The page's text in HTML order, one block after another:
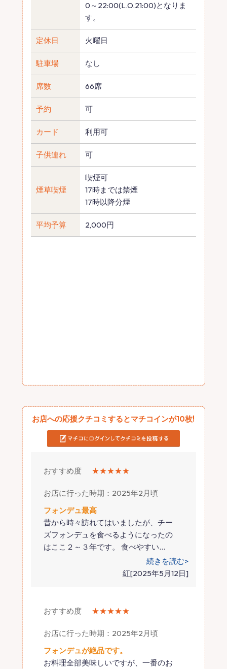
0～22:00(L.O.21:00)となりま
す。
定休日 火曜日
駐車場 なし
席数 66席
予約 可
カード 利用可
子供連れ 可
煙草喫煙
喫煙可
17時までは禁煙
17時以降分煙
平均予算 2,000円
お店への応援クチコミするとマチコインが10枚!
おすすめ度 ★★★★★
お店に行った時期：2025年2月頃
フォンデュ最高
昔から時々訪れてはいましたが、チー
ズフォンデュを食べるようになったの
はここ２～３年です。 食べやすい…
続きを読む>
紅[2025年5月12日]
おすすめ度 ★★★★★
お店に行った時期：2025年2月頃
フォンデュが絶品です。
お料理全部美味しいですが、一番のお